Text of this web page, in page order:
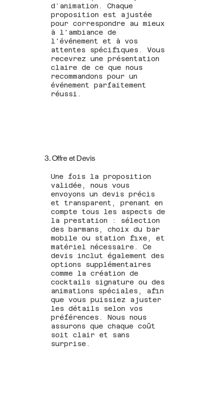
d’animation. Chaque
proposition est ajustée
pour correspondre au mieux
à l'ambiance de
l'événement et à vos
attentes spécifiques. Vous
recevrez une présentation
claire de ce que nous
recommandons pour un
événement parfaitement
réussi.
3. Offre et Devis
Une fois la proposition
validée, nous vous
envoyons un devis précis
et transparent, prenant en
compte tous les aspects de
la prestation : sélection
des barmans, choix du bar
mobile ou station fixe, et
matériel nécessaire. Ce
devis inclut également des
options supplémentaires
comme la création de
cocktails signature ou des
animations spéciales, afin
que vous puissiez ajuster
les détails selon vos
préférences. Nous nous
assurons que chaque coût
soit clair et sans
surprise.